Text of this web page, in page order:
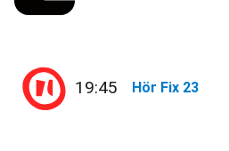
19:45 Hör Fix 23